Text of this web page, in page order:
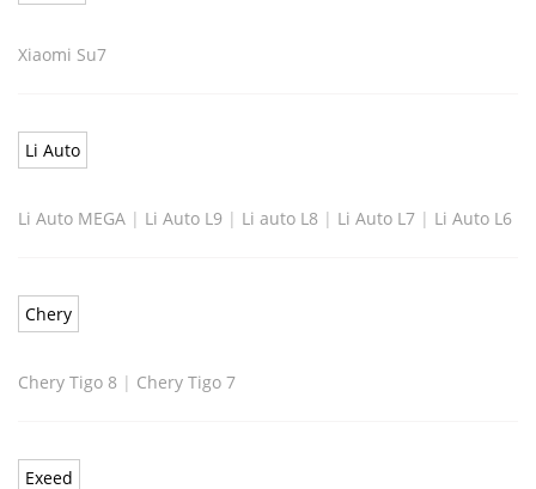
Xiaomi Su7
Li Auto
Li Auto MEGA | Li Auto L9 | Li auto L8 | Li Auto L7 | Li Auto L6
Chery
Chery Tigo 8 | Chery Tigo 7
Exeed